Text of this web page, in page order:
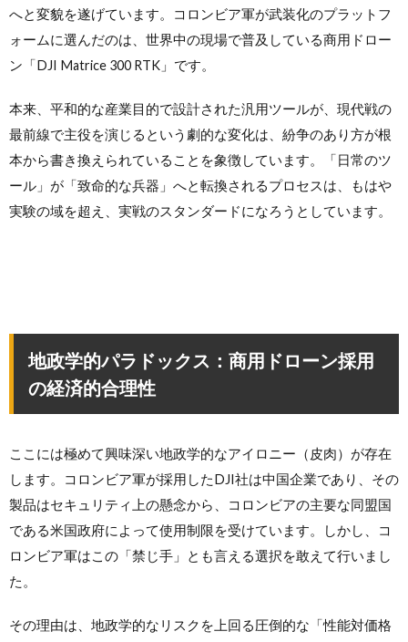
へと変貌を遂げています。コロンビア軍が武装化のプラットフ
ォームに選んだのは、世界中の現場で普及している商用ドロー
ン「DJI Matrice 300 RTK」です。
本来、平和的な産業目的で設計された汎用ツールが、現代戦の
最前線で主役を演じるという劇的な変化は、紛争のあり方が根
本から書き換えられていることを象徴しています。「日常のツ
ール」が「致命的な兵器」へと転換されるプロセスは、もはや
実験の域を超え、実戦のスタンダードになろうとしています。
地政学的パラドックス：商用ドローン採用
の経済的合理性
ここには極めて興味深い地政学的なアイロニー（皮肉）が存在
します。コロンビア軍が採用したDJI社は中国企業であり、その
製品はセキュリティ上の懸念から、コロンビアの主要な同盟国
である米国政府によって使用制限を受けています。しかし、コ
ロンビア軍はこの「禁じ手」とも言える選択を敢えて行いまし
た。
その理由は、地政学的なリスクを上回る圧倒的な「性能対価格